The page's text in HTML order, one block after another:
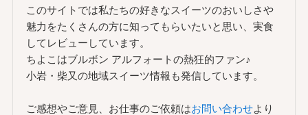
このサイトでは私たちの好きなスイーツのおいしさや
魅力をたくさんの方に知ってもらいたいと思い、実食
してレビューしています。
ちよこはブルボン アルフォートの熱狂的ファン♪
小岩・柴又の地域スイーツ情報も発信しています。
ご感想やご意見、お仕事のご依頼はお問い合わせより